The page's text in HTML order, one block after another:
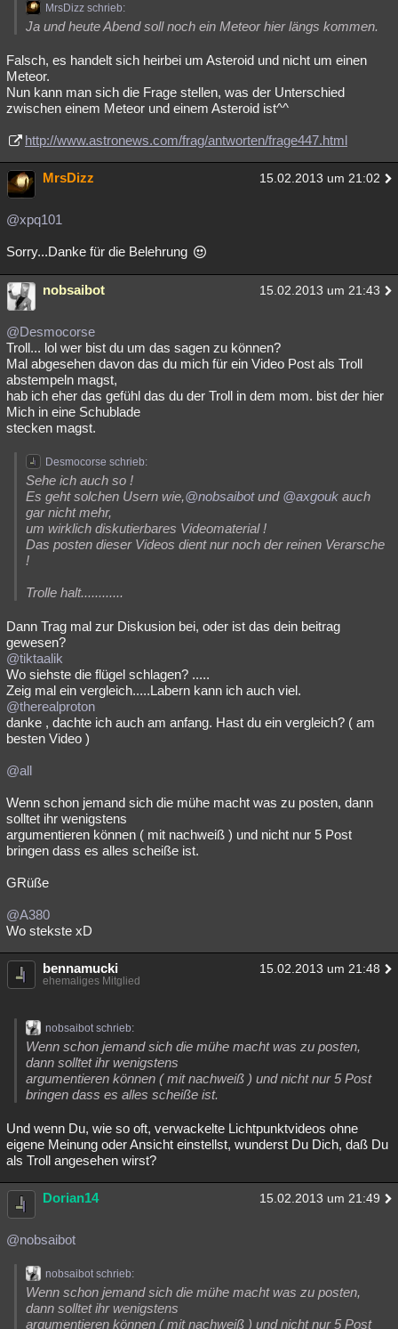
MrsDizz schrieb:
Ja und heute Abend soll noch ein Meteor hier längs kommen.
Falsch, es handelt sich heirbei um Asteroid und nicht um einen
Meteor.
Nun kann man sich die Frage stellen, was der Unterschied
zwischen einem Meteor und einem Asteroid ist^^
http://www.astronews.com/frag/antworten/frage447.html
MrsDizz 15.02.2013 um 21:02
@xpq101
Sorry...Danke für die Belehrung
nobsaibot 15.02.2013 um 21:43
@Desmocorse
Troll... lol wer bist du um das sagen zu können?
Mal abgesehen davon das du mich für ein Video Post als Troll
abstempeln magst,
hab ich eher das gefühl das du der Troll in dem mom. bist der hier
Mich in eine Schublade
stecken magst.
Desmocorse schrieb:
Sehe ich auch so !
Es geht solchen Usern wie,@nobsaibotund @axgouk auch
gar nicht mehr,
um wirklich diskutierbares Videomaterial !
Das posten dieser Videos dient nur noch der reinen Verarsche
!
Trolle halt............
Dann Trag mal zur Diskusion bei, oder ist das dein beitrag
gewesen?
@tiktaalik
Wo siehste die flügel schlagen? .....
Zeig mal ein vergleich.....Labern kann ich auch viel.
@therealproton
danke , dachte ich auch am anfang. Hast du ein vergleich? ( am
besten Video )
@all
Wenn schon jemand sich die mühe macht was zu posten, dann
solltet ihr wenigstens
argumentieren können ( mit nachweiß ) und nicht nur 5 Post
bringen dass es alles scheiße ist.
GRüße
@A380
Wo stekste xD
bennamucki 15.02.2013 um 21:48
ehemaliges Mitglied
nobsaibot schrieb:
Wenn schon jemand sich die mühe macht was zu posten,
dann solltet ihr wenigstens
argumentieren können ( mit nachweiß ) und nicht nur 5 Post
bringen dass es alles scheiße ist.
Und wenn Du, wie so oft, verwackelte Lichtpunktvideos ohne
eigene Meinung oder Ansicht einstellst, wunderst Du Dich, daß Du
als Troll angesehen wirst?
Dorian14 15.02.2013 um 21:49
@nobsaibot
nobsaibot schrieb:
Wenn schon jemand sich die mühe macht was zu posten,
dann solltet ihr wenigstens
argumentieren können ( mit nachweiß ) und nicht nur 5 Post